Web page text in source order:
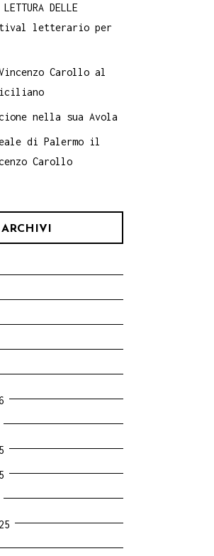
DELLE
letterario per
Carollo al
nella sua Avola
di Palermo il
Carollo
ARCHIVI